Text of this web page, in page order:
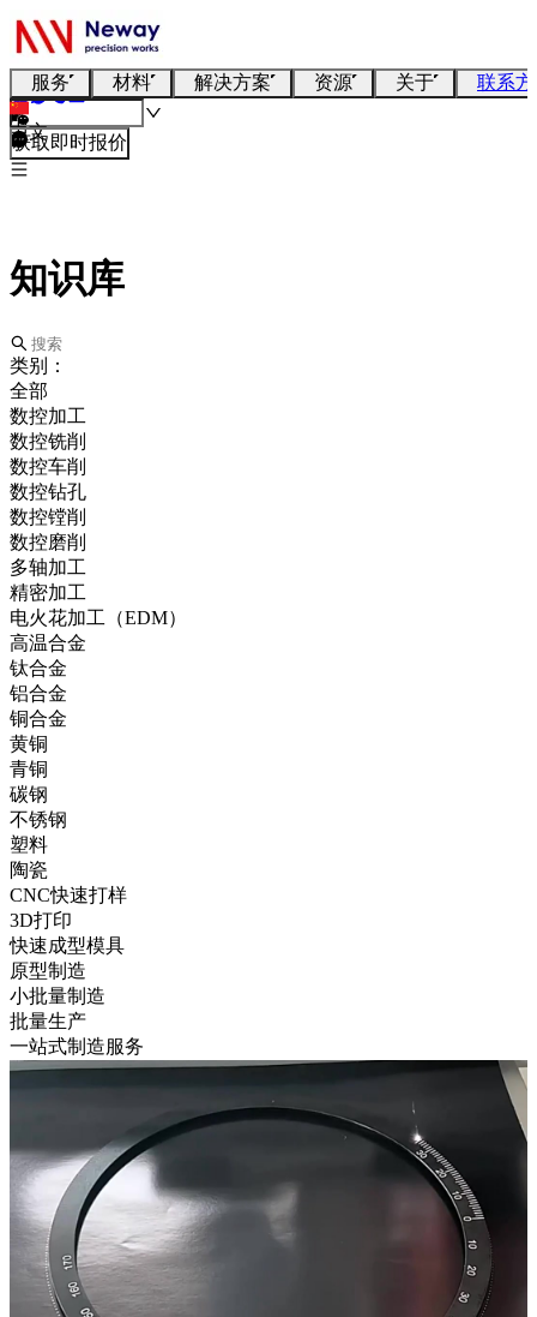
服务 材料 解决方案 资源 关于 联系
中文
获取即时报价
知识库
类别：
全部
数控加工
数控铣削
数控车削
数控钻孔
数控镗削
数控磨削
多轴加工
精密加工
电火花加工（EDM）
高温合金
钛合金
铝合金
铜合金
黄铜
青铜
碳钢
不锈钢
塑料
陶瓷
CNC快速打样
3D打印
快速成型模具
原型制造
小批量制造
批量生产
一站式制造服务